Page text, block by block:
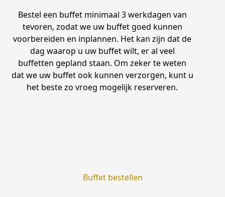
Bestel een buffet minimaal 3 werkdagen van
tevoren, zodat we uw buffet goed kunnen
voorbereiden en inplannen. Het kan zijn dat de
dag waarop u uw buffet wilt, er al veel
buffetten gepland staan. Om zeker te weten
dat we uw buffet ook kunnen verzorgen, kunt u
het beste zo vroeg mogelijk reserveren.
Buffet bestellen